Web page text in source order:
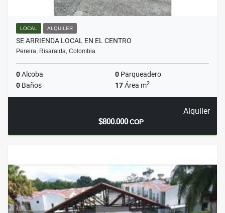
LOCAL ALQUILER
SE ARRIENDA LOCAL EN EL CENTRO
Pereira, Risaralda, Colombia
0Alcoba 0 Parqueadero
0 Baños 17Área m2
Alquiler
$800.000COP